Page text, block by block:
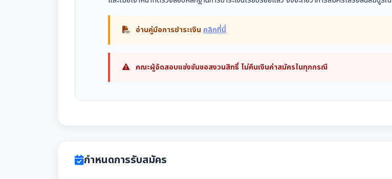
อ่านคู่มือการชำระเงินคลิกที่นี่
คณะผู้จัดสอบแข่งขันขอสงวนสิทธิ์ ไม่คืนเงินค่าสมัครในทุกกรณี
กำหนดการรับสมัคร